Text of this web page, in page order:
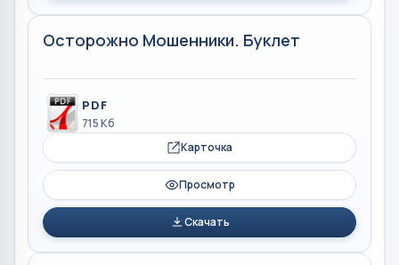
Осторожно Мошенники. Буклет
PDF
715 Кб
Карточка
Просмотр
Скачать